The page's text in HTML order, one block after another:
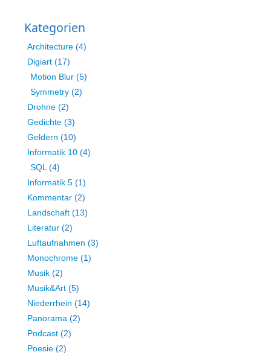
Kategorien
Architecture (4)
Digiart (17)
Motion Blur (5)
Symmetry (2)
Drohne (2)
Gedichte (3)
Geldern (10)
Informatik 10 (4)
SQL(4)
Informatik 5 (1)
Kommentar (2)
Landschaft (13)
Literatur (2)
Luftaufnahmen (3)
Monochrome (1)
Musik (2)
Musik&Art (5)
Niederrhein (14)
Panorama (2)
Podcast (2)
Poesie (2)